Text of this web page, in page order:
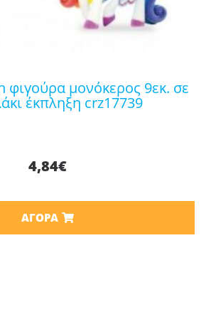
έκπληξη crz17739
4,84€
ΑΓΟΡΆ